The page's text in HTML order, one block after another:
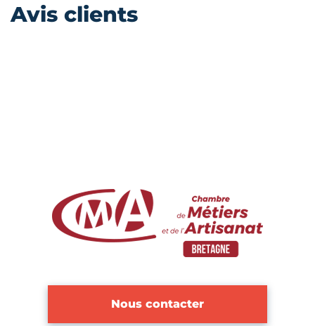
Avis clients
Nous contacter